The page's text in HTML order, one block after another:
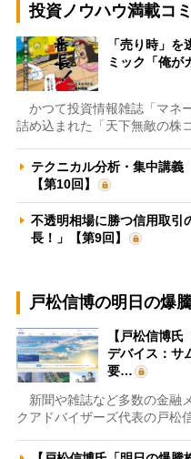
投資ノウハウ満載コ
「売り時」
ミック「俺が
かつて投資情報雑誌「マネ
詰め込まれた「天下無敵の株
テクニカル分析・集中講
【第10回】
不透明相場に勝つ信用取
長！」【第9回】
戸松信博の明日の爆
【戸松信博
デバイス：サ
要…
新聞や雑誌など多数の金融
クアドバイザーズ代表の戸松